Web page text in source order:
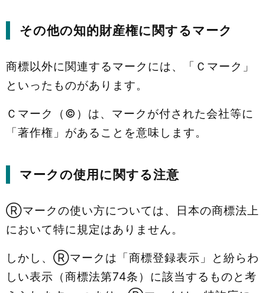
その他の知的財産権に関するマーク
商標以外に関連するマークには、「Ｃマーク」
といったものがあります。
Ｃマーク（©）は、マークが付された会社等に
「著作権」があることを意味します。
マークの使用に関する注意
Ⓡマークの使い方については、日本の商標法上
において特に規定はありません。
しかし、Ⓡマークは「商標登録表示」と紛らわ
しい表示（商標法第74条）に該当するものと考